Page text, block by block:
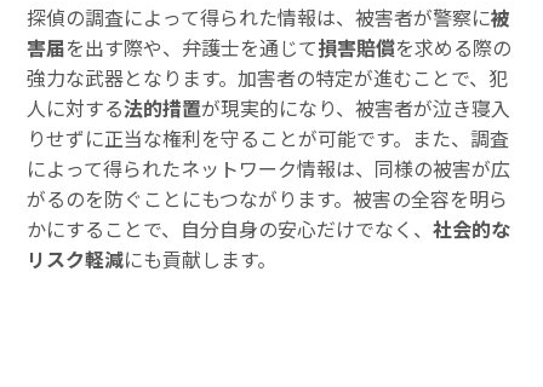
探偵の調査によって得られた情報は、被害者が警察に被
害届を出す際や、弁護士を通じて損害賠償を求める際の
強力な武器となります。加害者の特定が進むことで、犯
人に対する法的措置が現実的になり、被害者が泣き寝入
りせずに正当な権利を守ることが可能です。また、調査
によって得られたネットワーク情報は、同様の被害が広
がるのを防ぐことにもつながります。被害の全容を明ら
かにすることで、自分自身の安心だけでなく、社会的な
リスク軽減にも貢献します。